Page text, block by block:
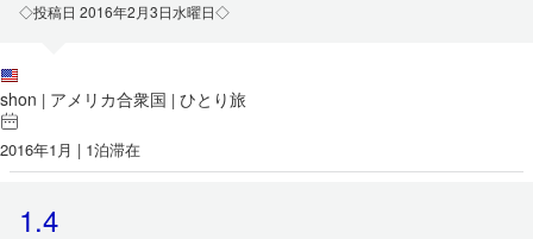
◇投稿日 2016年2月3日水曜日◇
shon | アメリカ合衆国 | ひとり旅
2016年1月 | 1泊滞在
1.4